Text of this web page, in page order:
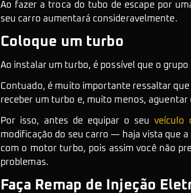
Ao fazer a troca do tubo de escape por
seu carro aumentará consideravelmente.
Coloque um turbo
Ao instalar um turbo, é possível que o
Contuado, é muito importante ressaltar
receber um turbo e, muito menos,
Por isso, antes de equipar o seu veículo
modificação do seu carro — haja vista que
com o motor turbo, pois assim você não
problemas.
Faça Remap de Injeção